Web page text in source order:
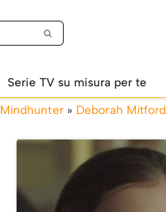
Serie TV su misura per te
Mindhunter» Deborah Mitford